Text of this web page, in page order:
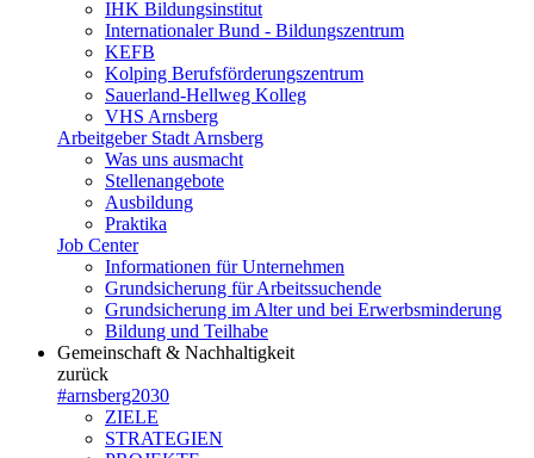
IHK Bildungsinstitut
Internationaler Bund - Bildungszentrum
KEFB
Kolping Berufsförderungszentrum
Sauerland-Hellweg Kolleg
VHS Arnsberg
Arbeitgeber Stadt Arnsberg
Was uns ausmacht
Stellenangebote
Ausbildung
Praktika
Job Center
Informationen für Unternehmen
Grundsicherung für Arbeitssuchende
Grundsicherung im Alter und bei Erwerbsminderung
Bildung und Teilhabe
Gemeinschaft & Nachhaltigkeit
zurück
#arnsberg2030
ZIELE
STRATEGIEN